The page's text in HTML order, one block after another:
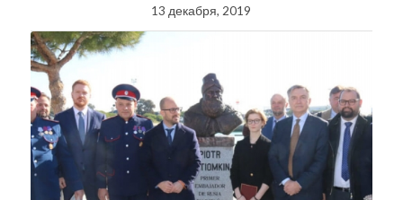
13 декабря, 2019